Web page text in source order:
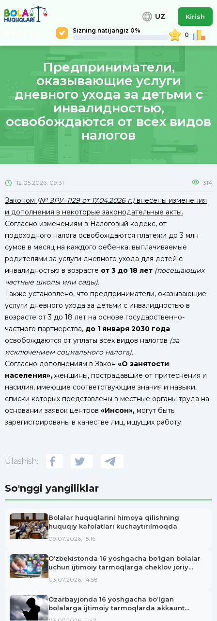
Sizning natijangiz 0%
0
UZ Kirish
Предприниматели,
оказывающие услуги
дневного ухода за детьми с
инвалидностью,
освобождаются от всех видов
налогов
12.05.2026, 09:31 314
Законом (№ ЗРУ–1129 от 17.04.2026 г.) внесены изменения
и дополнения в некоторые законодательные акты.
Согласно изменениям в Налоговый кодекс, от
подоходного налога освобождаются платежи до 3 млн
сумов в месяц на каждого ребенка, выплачиваемые
родителями за услуги дневного ухода для детей с
инвалидностью в возрасте от 3 до 18 лет (посещающих
частные школы или сады).
Также установлено, что предприниматели, оказывающие
услуги дневного ухода за детьми с инвалидностью в
возрасте от 3 до 18 лет на основе государственно-
частного партнерства, до 1 января 2030 года
освобождаются от уплаты всех видов налогов (за
исключением социального налога).
Согласно дополнениям в Закон «О занятости
населения», женщины, пострадавшие от притеснения и
насилия, имеющие соответствующие знания и навыки,
списки которых представлены в местные органы труда на
основании заявок центров «Инсон», могут быть
зарегистрированы в качестве лиц, ищущих работу.
Ulashish:
So'nggi yangiliklar
Bolalar huquqlarini himoya qilishning
huquqiy kafolatlari kuchaytirilmoqda
09.07.2026, 15:16
O‘zbekistonda 16 yoshgacha bo‘lgan bolalar
uchun ijtimoiy tarmoqlarga cheklov joriy
03.07.2026, 14:58
Ozarbayjonda 16 yoshgacha bo‘lgan
bolalarga ijtimoiy tarmoqlarda akkaunt